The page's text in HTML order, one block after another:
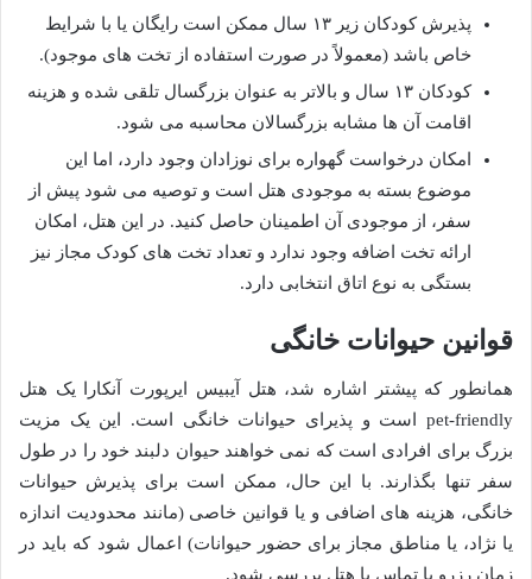
پذیرش کودکان زیر ۱۳ سال ممکن است رایگان یا با شرایط
خاص باشد (معمولاً در صورت استفاده از تخت های موجود).
کودکان ۱۳ سال و بالاتر به عنوان بزرگسال تلقی شده و هزینه
اقامت آن ها مشابه بزرگسالان محاسبه می شود.
امکان درخواست گهواره برای نوزادان وجود دارد، اما این
موضوع بسته به موجودی هتل است و توصیه می شود پیش از
سفر، از موجودی آن اطمینان حاصل کنید. در این هتل، امکان
ارائه تخت اضافه وجود ندارد و تعداد تخت های کودک مجاز نیز
بستگی به نوع اتاق انتخابی دارد.
قوانین حیوانات خانگی
همانطور که پیشتر اشاره شد، هتل آیبیس ایرپورت آنکارا یک هتل
pet-friendly است و پذیرای حیوانات خانگی است. این یک مزیت
بزرگ برای افرادی است که نمی خواهند حیوان دلبند خود را در طول
سفر تنها بگذارند. با این حال، ممکن است برای پذیرش حیوانات
خانگی، هزینه های اضافی و یا قوانین خاصی (مانند محدودیت اندازه
یا نژاد، یا مناطق مجاز برای حضور حیوانات) اعمال شود که باید در
زمان رزرو یا تماس با هتل بررسی شود.